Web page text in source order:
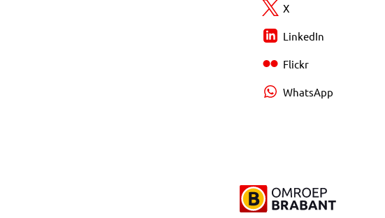
X
LinkedIn
Flickr
WhatsApp